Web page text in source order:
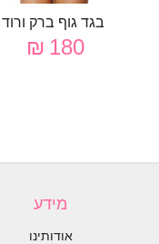
בגד גוף ברק ורוד
180 ₪
מידע
אודותינו